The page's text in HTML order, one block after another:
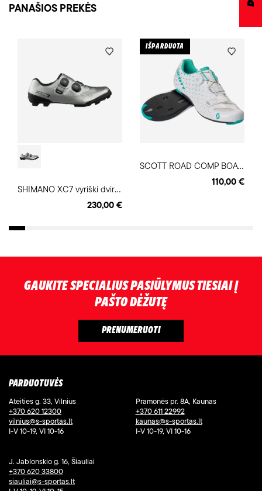
PANAŠIOS PREKĖS
S
HIMANO XC7 vyriški dviratininko batai
230,00 €
S
COTT ROAD COMP BOA® moteriški dviratininko batai
110,00 €
IŠPARDUOTA
GAUKITE SPECIALIUS PASIŪLYMUS TIESIAI Į
PAŠTO DĖŽUTĘ
PARDUOTUVĖS
Ateities g. 33, Vilnius
+370 620 12300
vilnius@s-sportas.lt
I-V 10-19, VI 10-16
Pramonės pr. 8A, Kaunas
+370 611 22992
kaunas@s-sportas.lt
I-V 10-19, VI 10-16
J. Jablonskio g. 16, Šiauliai
+370 620 33800
siauliai@s-sportas.lt